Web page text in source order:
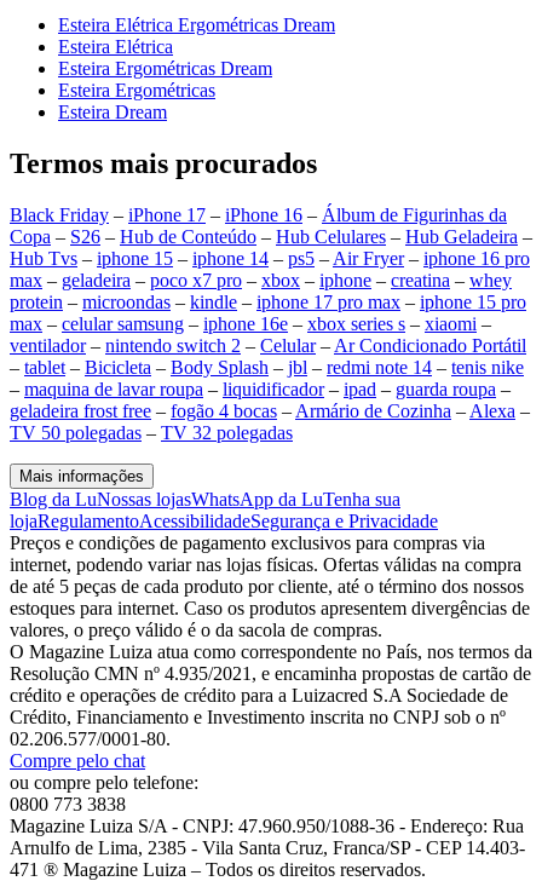
Esteira Elétrica Ergométricas Dream
Esteira Elétrica
Esteira Ergométricas Dream
Esteira Ergométricas
Esteira Dream
Termos mais procurados
Black Friday – iPhone 17 – iPhone 16 – Álbum de Figurinhas da
Copa – S26 – Hub de Conteúdo – Hub Celulares – Hub Geladeira –
Hub Tvs – iphone 15 – iphone 14 – ps5 – Air Fryer– iphone 16 pro
max – geladeira – poco x7 pro – xbox – iphone – creatina – whey
protein – microondas – kindle – iphone 17 pro max – iphone 15 pro
max – celular samsung – iphone 16e – xbox series s – xiaomi –
ventilador– nintendo switch 2 – Celular– Ar Condicionado Portátil
– tablet – Bicicleta – Body Splash – jbl – redmi note 14 – tenis nike
– maquina de lavar roupa – liquidificador– ipad – guarda roupa –
geladeira frost free – fogão 4 bocas – Armário de Cozinha – Alexa –
TV 50 polegadas – TV 32 polegadas
Mais informações
Blog da LuNossas lojasWhatsApp da LuTenha sua
lojaRegulamentoAcessibilidadeSegurança e Privacidade
Preços e condições de pagamento exclusivos para compras via
internet, podendo variar nas lojas físicas. Ofertas válidas na compra
de até 5 peças de cada produto por cliente, até o término dos nossos
estoques para internet. Caso os produtos apresentem divergências de
valores, o preço válido é o da sacola de compras.
O Magazine Luiza atua como correspondente no País, nos termos da
Resolução CMN nº 4.935/2021, e encaminha propostas de cartão de
crédito e operações de crédito para a Luizacred S.A Sociedade de
Crédito, Financiamento e Investimento inscrita no CNPJ sob o nº
02.206.577/0001-80.
Compre pelo chat
ou compre pelo telefone:
0800 773 3838
Magazine Luiza S/A - CNPJ: 47.960.950/1088-36 - Endereço: Rua
Arnulfo de Lima, 2385 - Vila Santa Cruz, Franca/SP - CEP 14.403-
471 ® Magazine Luiza – Todos os direitos reservados.